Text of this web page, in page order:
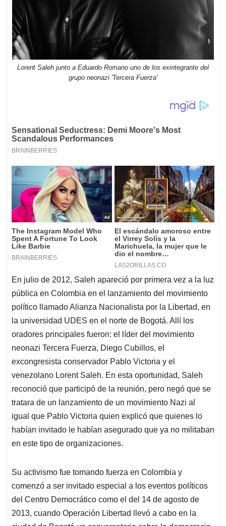
Lorent Saleh junto a Eduardo Romano uno de los exintegrante del
grupo neonazi 'Tercera Fuerza'
En julio de 2012, Saleh apareció por primera vez a la luz
pública en Colombia en el lanzamiento del movimiento
político llamado Alianza Nacionalista por la Libertad, en
la universidad UDES en el norte de Bogotá. Allí los
oradores principales fueron: el líder del movimiento
neonazi Tercera Fuerza, Diego Cubillos, el
excongresista conservador Pablo Victoria y el
venezolano Lorent Saleh. En esta oportunidad, Saleh
reconoció que participó de la reunión, pero negó que se
tratara de un lanzamiento de un movimiento Nazi al
igual que Pablo Victoria quien explicó que quienes lo
habían invitado le habían asegurado que ya no militaban
en este tipo de organizaciones.
Su activismo fue tomando fuerza en Colombia y
comenzó a ser invitado especial a los eventos políticos
del Centro Democrático como el del 14 de agosto de
2013, cuando Operación Libertad llevó a cabo en la